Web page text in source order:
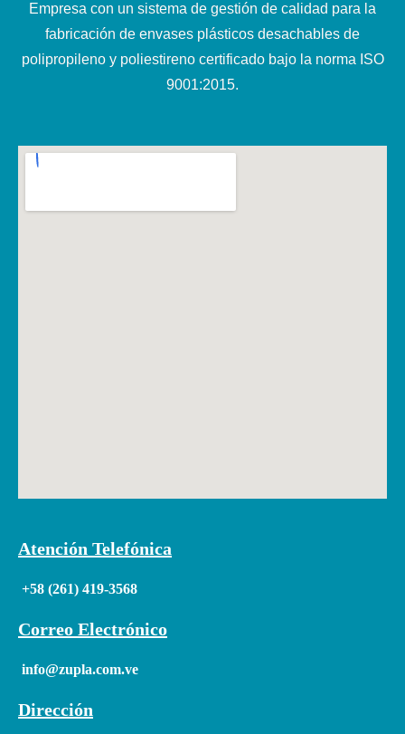
Empresa con un sistema de gestión de calidad para la
fabricación de envases plásticos desachables de
polipropileno y poliestireno certificado bajo la norma ISO
9001:2015.
Atención Telefónica
+58 (261) 419-3568
Correo Electrónico
info@zupla.com.ve
Dirección